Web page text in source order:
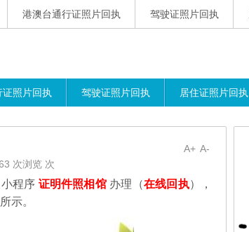
港澳台通行证照片回执 驾驶证照片回执
照片回执 驾驶证照片回执 居住证照片回执
A-
A+
次浏览 次
程序 证明件照相馆办理（在线回执），
示。